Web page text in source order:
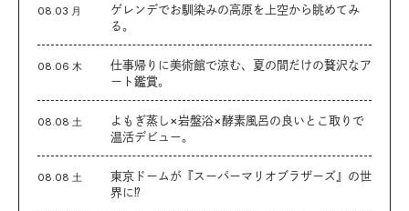
08.03 月
ゲレンデでお馴染みの高原を上空から眺めてみ
る。
08.06 木
仕事帰りに美術館で涼む、夏の間だけの贅沢なア
ート鑑賞。
08.08 土
よもぎ蒸し×岩盤浴×酵素風呂の良いとこ取りで
温活デビュー。
08.08 土
東京ドームが『スーパーマリオブラザーズ』の世
界に⁉︎